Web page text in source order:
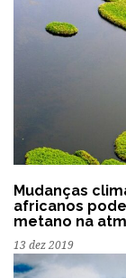
Mudanças
africanos
metano na
13 dez 2019